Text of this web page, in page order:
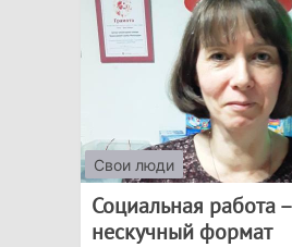
Свои люди
Социальная работа –
нескучный формат